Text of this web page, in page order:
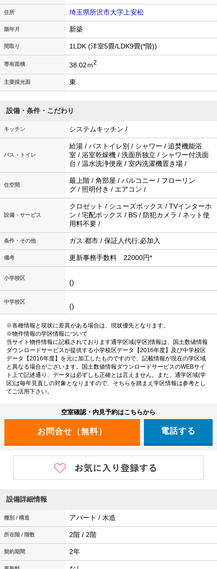
住所 埼玉県所沢市大字上安松
築年月 新築
間取り 1LDK (洋室5畳/LDK9畳(*階))
専有面積 38.02ｍ2
主要採光面 東
設備・条件・こだわり
キッチン システムキッチン /
バス・トイレ
給湯 / バストイレ別 / シャワー / 追焚機能浴
室 / 浴室乾燥機 / 洗面所独立 / シャワー付洗面
台 / 温水洗浄便座 / 室内洗濯機置き場 /
住空間
最上階 / 角部屋 / バルコニー / フローリン
グ / 照明付き / エアコン /
設備・サービス
クロゼット / シューズボックス / TVインターホ
ン / 宅配ボックス / BS / 防犯カメラ / ネット使
用料不要 /
条件・その他 ガス:都市 / 保証人代行:必加入
備考 更新事務手数料 22000円*
小学校区
()
中学校区
()
※各種情報と現状に差異がある場合は、現状優先となります。
※物件情報の学区情報について
当サイト物件情報に記載されております通学区域(学区)情報は、国土数値情報
ダウンロードサービスが提供する小学校区データ【2016年度】及び中学校区
データ【2016年度】を元に加工したものですので、記載情報が現在の学区域
と異なる場合がございます。国土数値情報ダウンロードサービスのWEBサイ
ト上で記述通り、データは必ずしも正確とは言えません。また、通学区域(学
区)は毎年見直しの対象となりますので、そちらを踏まえ学区情報は参考とし
てご活用下さい。
空室確認・内見予約はこちらから
電話する
設備詳細情報
種別 / 構造 アパート / 木造
所在階 / 階数 2階 / 2階
契約期間 2年